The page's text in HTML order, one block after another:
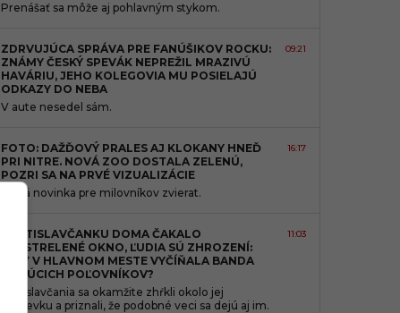
Prenášať sa môže aj pohlavným stykom.
ZDRVUJÚCA SPRÁVA PRE FANÚŠIKOV ROCKU:
ZNÁMY ČESKÝ SPEVÁK NEPREŽIL MRAZIVÚ
HAVÁRIU, JEHO KOLEGOVIA MU POSIELAJÚ
ODKAZY DO NEBA
09:21
V aute nesedel sám.
FOTO: DAŽĎOVÝ PRALES AJ KLOKANY HNEĎ
PRI NITRE. NOVÁ ZOO DOSTALA ZELENÚ,
POZRI SA NA PRVÉ VIZUALIZÁCIE
16:17
Veľká novinka pre milovníkov zvierat.
BRATISLAVČANKU DOMA ČAKALO
PRESTRELENÉ OKNO, ĽUDIA SÚ ZHROZENÍ:
ŽEBY V HLAVNOM MESTE VYČÍŇALA BANDA
BUDÚCICH POĽOVNÍKOV?
11:03
Bratislavčania sa okamžite zhŕkli okolo jej
príspevku a priznali, že podobné veci sa dejú aj im.